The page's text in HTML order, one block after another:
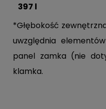
397 l
*Głębokość
uwzględnia
panel zamka (nie
klamka.